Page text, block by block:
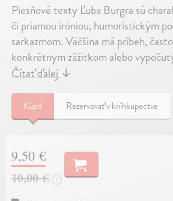
Piesňové texty Ľuba Burgra sú
či priamou iróniou, humoristickým
sarkazmom. Väčšina má príbeh,
konkrétnym zážitkom alebo
Čítať ďalej ↓
Kúpiť Rezervovať v kníhkupectve
9,50 €
10,00 €
?